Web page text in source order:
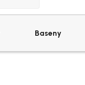
Baseny